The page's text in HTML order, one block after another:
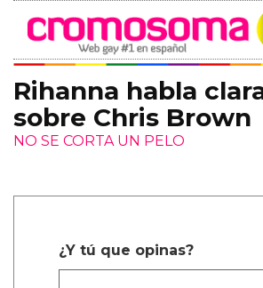
Rihanna habla
sobre Chris Brown
NO SE CORTA UN PELO
¿Y tú que opinas?